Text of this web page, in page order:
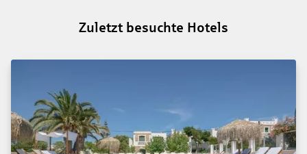
Zuletzt besuchte Hotels